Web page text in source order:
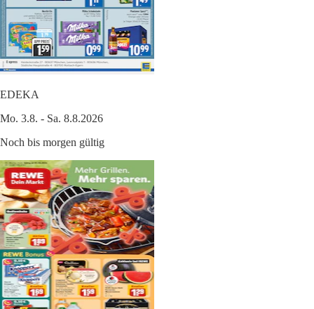
EDEKA
Mo. 3.8. - Sa. 8.8.2026
Noch bis morgen gültig